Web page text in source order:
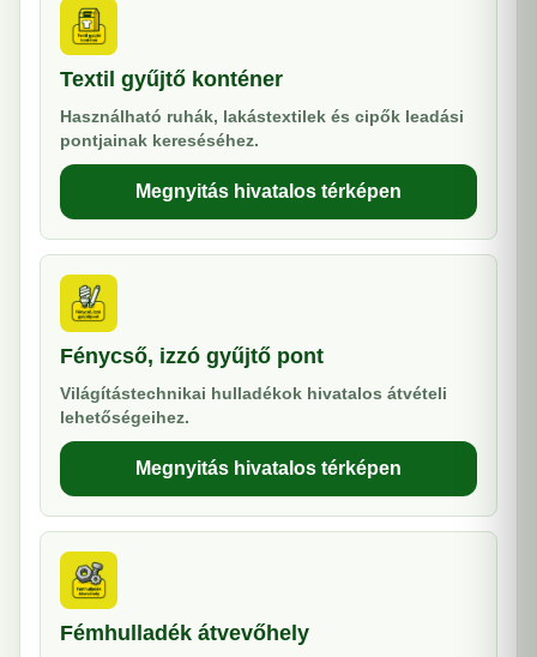
Textil gyűjtő konténer
Használható ruhák, lakástextilek és cipők leadási
pontjainak kereséséhez.
Megnyitás hivatalos térképen
Fénycső, izzó gyűjtő pont
Világítástechnikai hulladékok hivatalos átvételi
lehetőségeihez.
Megnyitás hivatalos térképen
Fémhulladék átvevőhely